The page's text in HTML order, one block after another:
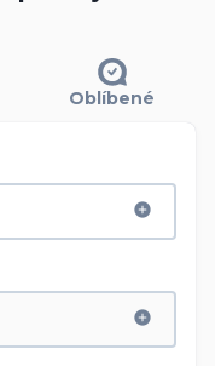
Oblíbené